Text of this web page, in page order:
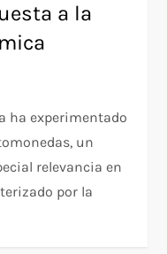
a la
ha experimentado
un
relevancia en
por la